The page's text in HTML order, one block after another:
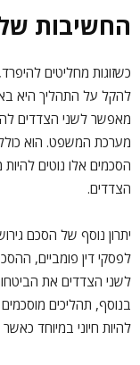
החשיבות
כשזוגות מחליטים
להקל על התהליך היא
מאפשר לשני הצדדים
מערכת המשפט. הוא כולל
הסכמים אלו נוטים
הצדדים.
יתרון נוסף של הסכם
לפסקי דין פומביים,
לשני הצדדים את
בנוסף, תהליכים
להיות חיוני במיוחד